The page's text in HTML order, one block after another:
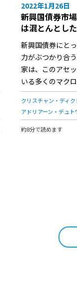
2022年1月26日
新興国債券市
は混とんとし
新興国債券にと
力がぶつかり合
家は、このアセ
いる多くのマク
クリスチャン・ディク
アドリアーン・デュト
約8分で読めます